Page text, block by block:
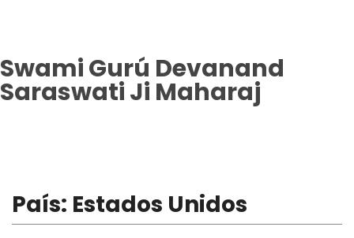
Swami Gurú Devanand
Saraswati Ji Maharaj
País: Estados Unidos